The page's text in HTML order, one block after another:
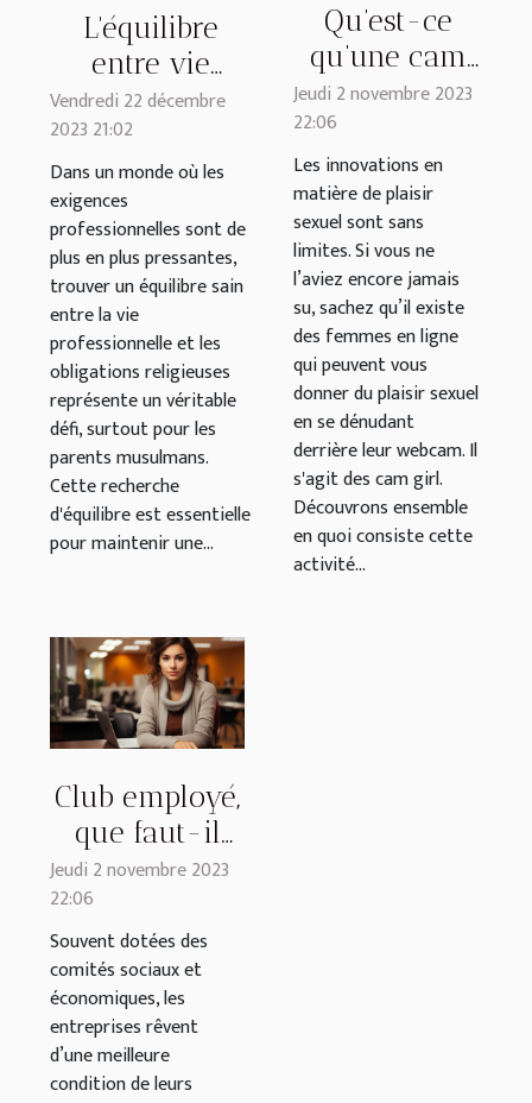
L'équilibre
entre vie
professionnelle
et obligations
religieuses
pour les
parents
musulmans
Vendredi 22 décembre
2023 21:02
Dans un monde où les
exigences
professionnelles sont de
plus en plus pressantes,
trouver un équilibre sain
entre la vie
professionnelle et les
obligations religieuses
représente un véritable
défi, surtout pour les
parents musulmans.
Cette recherche
d'équilibre est essentielle
pour maintenir une...
Qu’est-ce
qu’une cam
girl ?
Jeudi 2 novembre 2023
22:06
Les innovations en
matière de plaisir
sexuel sont sans
limites. Si vous ne
l’aviez encore jamais
su, sachez qu’il existe
des femmes en ligne
qui peuvent vous
donner du plaisir sexuel
en se dénudant
derrière leur webcam. Il
s'agit des cam girl.
Découvrons ensemble
en quoi consiste cette
activité...
Club employé,
que faut-il
savoir ?
Jeudi 2 novembre 2023
22:06
Souvent dotées des
comités sociaux et
économiques, les
entreprises rêvent
d’une meilleure
condition de leurs